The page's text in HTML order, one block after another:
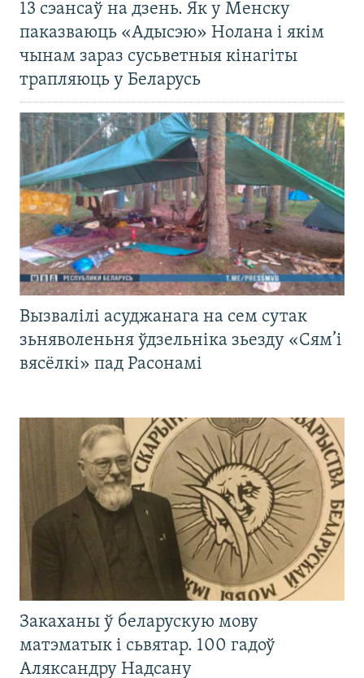
13 сэансаў на дзень. Як у Менску
паказваюць «Адысэю» Нолана і якім
чынам зараз сусьветныя кінагіты
трапляюць у Беларусь
Вызвалілі асуджанага на сем сутак
зьняволеньня ўдзельніка зьезду «Сям’і
вясёлкі» пад Расонамі
Закаханы ў беларускую мову
матэматык і сьвятар. 100 гадоў
Аляксандру Надсану